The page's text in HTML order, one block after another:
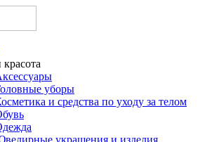
уборы
и средства по уходу за телом
украшения и изделия